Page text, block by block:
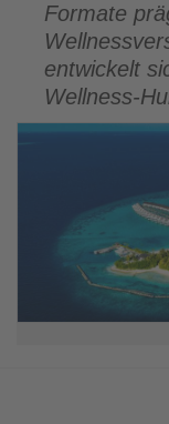
Formate
entwickelt
Wellness-